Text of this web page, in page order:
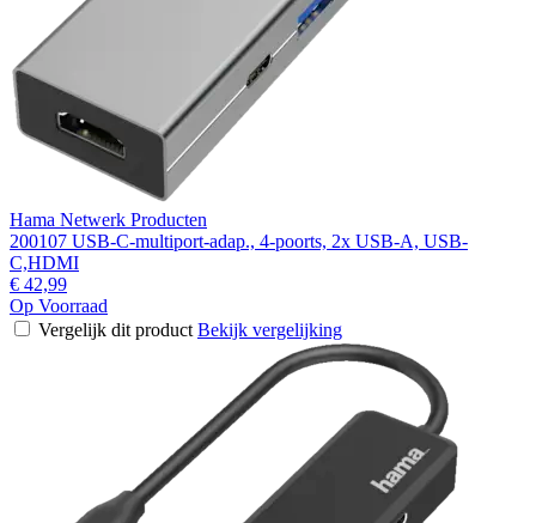
Hama Netwerk Producten
200107 USB-C-multiport-adap., 4-poorts, 2x USB-A, USB-
C,HDMI
€ 42,99
Op Voorraad
Vergelijk dit product Bekijk vergelijking